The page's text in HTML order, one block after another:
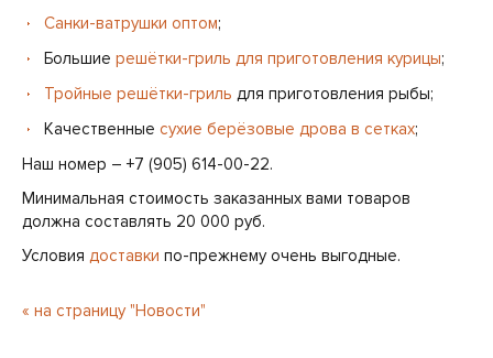
Санки-ватрушки оптом;
Большие решётки-гриль для приготовления курицы;
Тройные решётки-гриль для приготовления рыбы;
Качественные сухие берёзовые дрова в сетках;
Наш номер – +7 (905) 614-00-22.
Минимальная стоимость заказанных вами товаров
должна составлять 20 000 руб.
Условия доставки по-прежнему очень выгодные.
« на страницу "Новости"